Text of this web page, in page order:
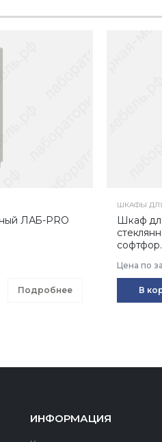
ЛАБ-PRO
Подробнее
ШКАФЫ
Шкаф
Цена по
В
ИНФОРМАЦИЯ